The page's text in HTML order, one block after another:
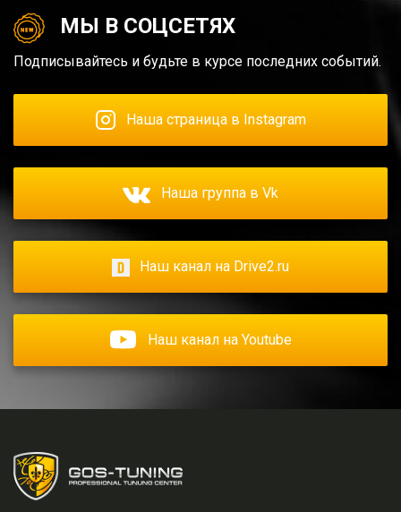
МЫ В СОЦСЕТЯХ
Подписывайтесь и будьте в курсе последних событий.
Наша страница в Instagram
Наша группа в Vk
Наш канал на Drive2.ru
Наш канал на Youtube